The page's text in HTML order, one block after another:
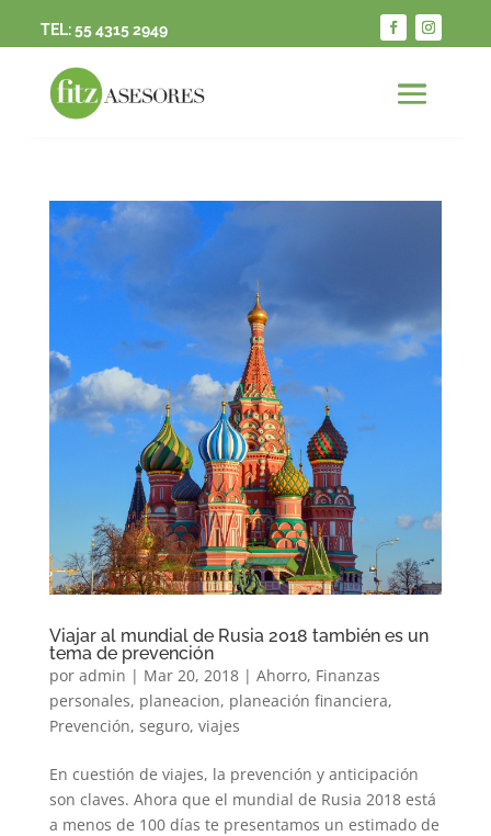
TEL:55 4315 2949
Viajar al mundial de Rusia 2018 también es un
tema de prevención
por admin | Mar 20, 2018| Ahorro, Finanzas
personales, planeacion, planeación financiera,
Prevención, seguro, viajes
En cuestión de viajes, la prevención y anticipación
son claves. Ahora que el mundial de Rusia 2018 está
a menos de 100 días te presentamos un estimado de